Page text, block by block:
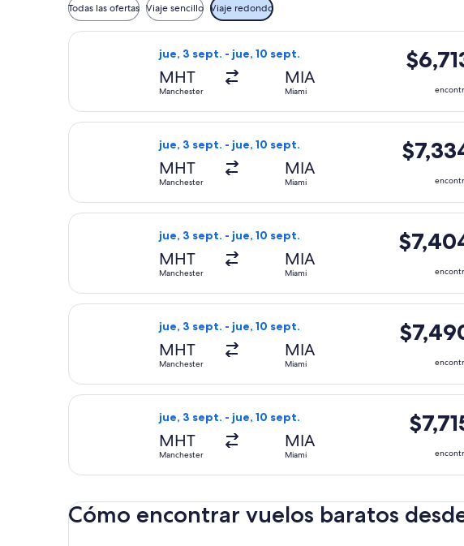
Todas las ofertas Viaje sencillo Viaje redondo
jue, 3 sept. - jue, 10 sept.
MHT
Manchester
MIA
Miami
$6,713
Viaje
redondo,
hace
23
horas
Seleccionar vuelo de American Airlines, con salida
jue, 3 sept. - jue, 10 sept.
MHT
Manchester
MIA
Miami
$7,334
Viaje
redondo,
hace
23
horas
Seleccionar vuelo de American Airlines, con salida
jue, 3 sept. - jue, 10 sept.
MHT
Manchester
MIA
Miami
$7,404
Viaje
redondo,
hace
23
horas
Seleccionar vuelo de American Airlines, con salida
jue, 3 sept. - jue, 10 sept.
MHT
Manchester
MIA
Miami
$7,490
Viaje
redondo,
hace
horas
Seleccionar vuelo de American Airlines, con salida
jue, 3 sept. - jue, 10 sept.
MHT
Manchester
MIA
Miami
$7,715
Viaje
redondo,
23
horas
Seleccionar vuelo de American Airlines, con salida
Cómo encontrar vuelos baratos